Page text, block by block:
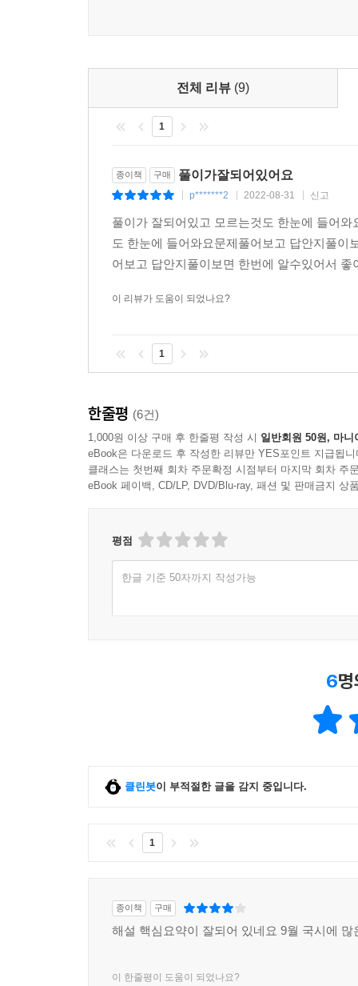
전체 리뷰 (9)
1
종이책 구매 풀이가잘되어있어요
p*******2 2022-08-31 신고
풀이가 잘되어있고 모르는것도 한눈에 들어
도 한눈에 들어와요문제풀어보고 답안지풀이
어보고 답안지풀이보면 한번에 알수있어서
이 리뷰가 도움이 되었나요?
1
한줄평 (6건)
1,000원 이상 구매 후 한줄평 작성 시 일반회원 50원, 마니
eBook은 다운로드 후 작성한 리뷰만 YES포인트 지급됩니
클래스는 첫번째 회차 주문확정 시점부터 마지막 회차 주
eBook 페이백, CD/LP, DVD/Blu-ray, 패션 및 판매금지 상
평점
한글 기준 50자까지 작성가능
6
클린봇이 부적절한 글을 감지 중입니다.
1
종이책 구매
해설 핵심요약이 잘되어 있네요 9월 국시에 많
이 한줄평이 도움이 되었나요?